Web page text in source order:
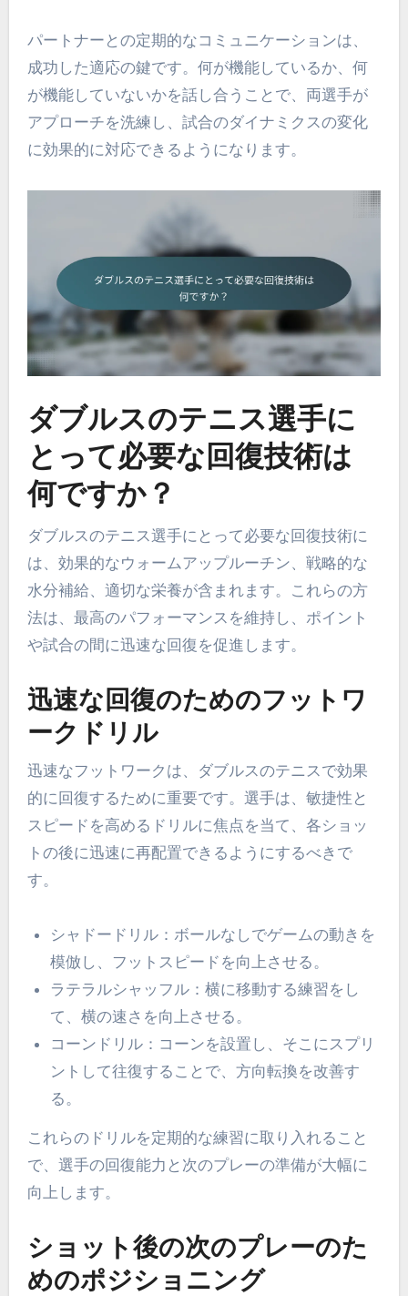
パートナーとの定期的なコミュニケーションは、
成功した適応の鍵です。何が機能しているか、何
が機能していないかを話し合うことで、両選手が
アプローチを洗練し、試合のダイナミクスの変化
に効果的に対応できるようになります。
ダブルスのテニス選手に
とって必要な回復技術は
何ですか？
ダブルスのテニス選手にとって必要な回復技術に
は、効果的なウォームアップルーチン、戦略的な
水分補給、適切な栄養が含まれます。これらの方
法は、最高のパフォーマンスを維持し、ポイント
や試合の間に迅速な回復を促進します。
迅速な回復のためのフットワ
ークドリル
迅速なフットワークは、ダブルスのテニスで効果
的に回復するために重要です。選手は、敏捷性と
スピードを高めるドリルに焦点を当て、各ショッ
トの後に迅速に再配置できるようにするべきで
す。
シャドードリル：ボールなしでゲームの動きを
模倣し、フットスピードを向上させる。
ラテラルシャッフル：横に移動する練習をし
て、横の速さを向上させる。
コーンドリル：コーンを設置し、そこにスプリ
ントして往復することで、方向転換を改善す
る。
これらのドリルを定期的な練習に取り入れること
で、選手の回復能力と次のプレーの準備が大幅に
向上します。
ショット後の次のプレーのた
めのポジショニング